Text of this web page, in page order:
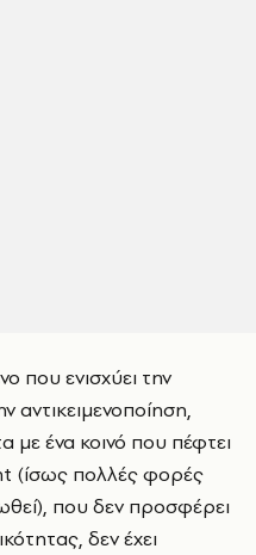
που ενισχύει την
αντικειμενοποίηση,
με ένα κοινό που πέφτει
(ίσως πολλές φορές
που δεν προσφέρει
δεν έχει